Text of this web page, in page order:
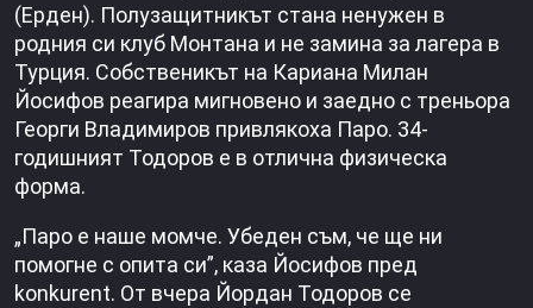
(Ерден). Полузащитникът стана ненужен в
родния си клуб Монтана и не замина за лагера в
Турция. Собственикът на Кариана Милан
Йосифов реагира мигновено и заедно с треньора
Георги Владимиров привлякоха Паро. 34-
годишният Тодоров е в отлична физическа
форма.
„Паро е наше момче. Убеден съм, че ще ни
помогне с опита си”, каза Йосифов пред
konkurent. От вчера Йордан Тодоров се